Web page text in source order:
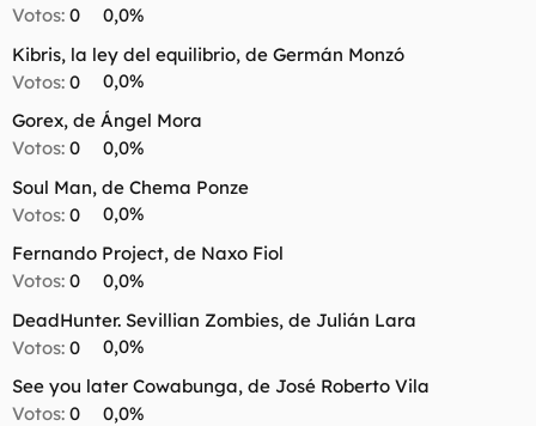
o
d
e
t
e
a
i
o
Votos: 0
0,0%
Kibris, la ley del equilibrio, de Germán Monzó
Votos: 0
0,0%
Gorex, de Ángel Mora
Votos: 0
0,0%
Soul Man, de Chema Ponze
Votos: 0
0,0%
Fernando Project, de Naxo Fiol
Votos: 0
0,0%
DeadHunter. Sevillian Zombies, de Julián Lara
Votos: 0
0,0%
See you later Cowabunga, de José Roberto Vila
Votos: 0
0,0%